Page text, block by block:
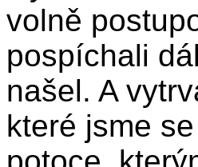
volně
pospíchali
našel. A
které jsme